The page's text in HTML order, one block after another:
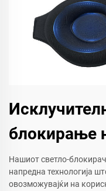
блокирање
Нашиот светло-
напредна технологија
овозможувајќи на